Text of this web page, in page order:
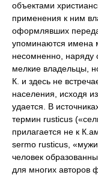
объектами
применения к ним
оформлявших
упоминаются имена
несомненно, наряду
мелкие владельцы,
К. и здесь не
населения, исходя
удается. В
термин rusticus
прилагается не к
sermo rusticus,
человек
для многих авторов